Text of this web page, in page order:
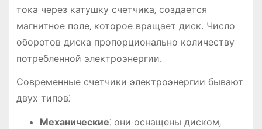
тока через катушку счетчика‚ создается
магнитное поле‚ которое вращает диск. Число
оборотов диска пропорционально количеству
потребленной электроэнергии.
Современные счетчики электроэнергии бывают
двух типов⁚
Механические⁚ они оснащены диском‚